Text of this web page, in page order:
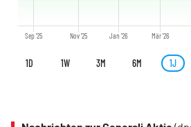
Sep '25 Nov '25 Jan '26 Mär '26
1D 1W 3M 6M 1J